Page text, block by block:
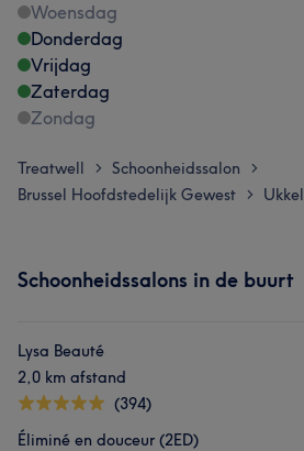
Woensdag
Donderdag
Vrijdag
Zaterdag
Zondag
Treatwell > Schoonheidssalon >
Brussel Hoofdstedelijk Gewest > Ukkel
Schoonheidssalons in de buurt
Lysa Beauté
2,0 km afstand
(394)
Éliminé en douceur (2ED)